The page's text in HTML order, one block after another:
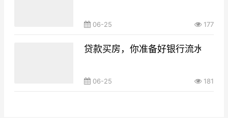
06-25 177
贷款买房，你准备好银行流水了吗
06-25 181